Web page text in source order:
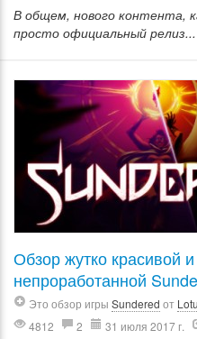
В общем, нового контента,
просто официальный релиз...
Обзор жутко красивой
непроработанной
Это обзор игры Sundered от
4812
2 31 июля 2017 г.